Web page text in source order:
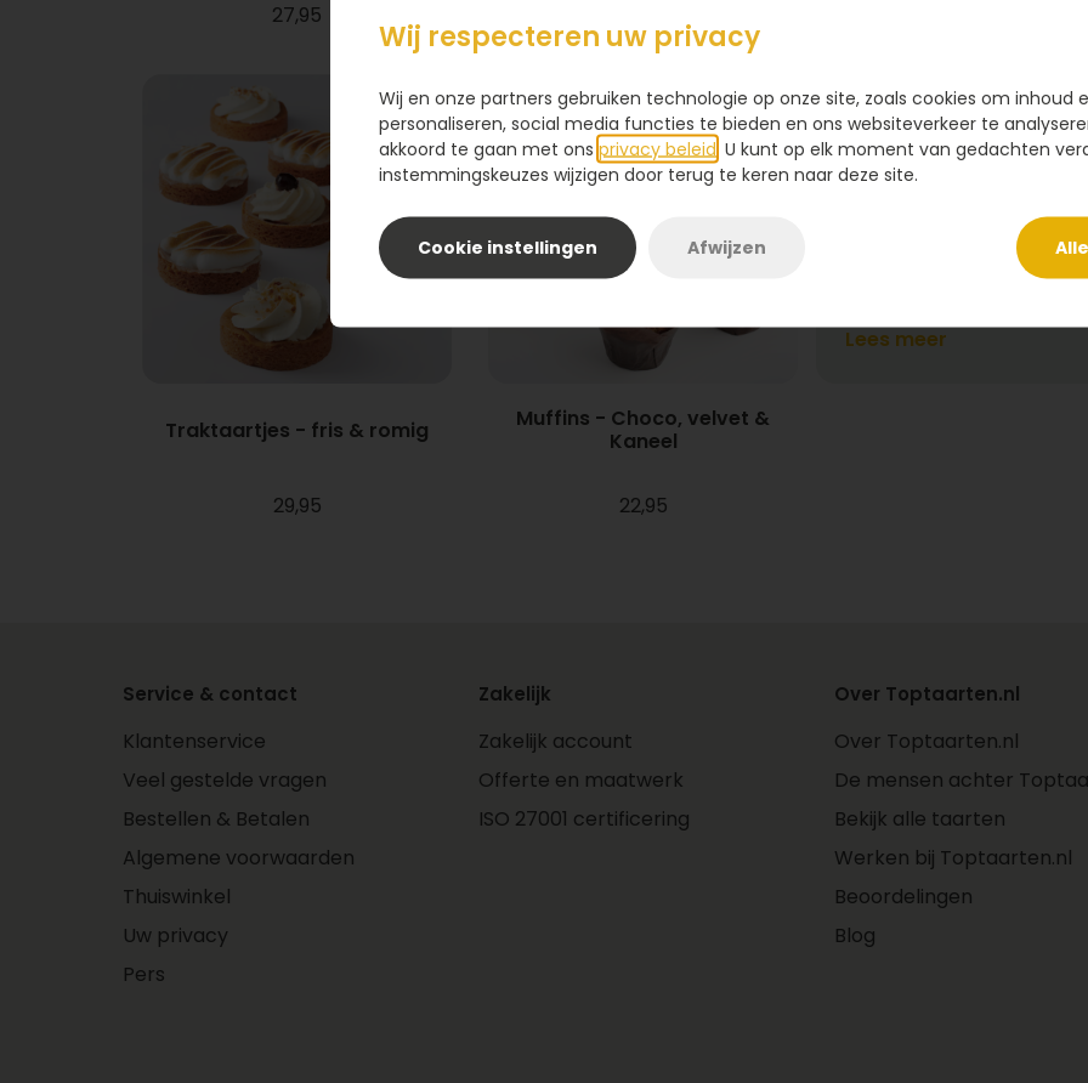
27,95
Traktaartjes - fris & romig
29,95
Muffins - Choco, velvet &
Kaneel
22,95
Appeltaart
lekkerste
Een klassieke
geur van versgebakken
Toptaarten.nl
op elk gewenst adres.
zoals oma’s appeltaart,
heerlijke appelvarianten:
Appelkruimelvlaai
:
een krokante
van traditionele
op het werk.
appeltaartvariant.
Voor elke
Een klassieke
Lees meer
Service & contact
Klantenservice
Veel gestelde vragen
Bestellen & Betalen
Algemene voorwaarden
Thuiswinkel
Uw privacy
Pers
Zakelijk
Zakelijk account
Offerte en maatwerk
ISO 27001 certificering
Over Toptaarten.nl
Over Toptaarten.nl
De mensen achter
Bekijk alle taarten
Werken bij Toptaarten.nl
Beoordelingen
Blog
Wij respecteren uw privacy
Wij en onze partners gebruiken technologie op onze site, zoals cookies om inhoud
personaliseren, social media functies te bieden en ons websiteverkeer te
akkoord te gaan met ons privacy beleid . U kunt op elk moment van gedachten
instemmingskeuzes wijzigen door terug te keren naar deze site.
Cookie instellingen Afwijzen